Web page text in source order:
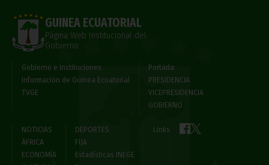
GUINEA ECUATORIAL
Página Web Institucional del
Gobierno
Gobierno e Instituciones
Información de Guinea Ecuatorial
TVGE
Portada
PRESIDENCIA
VICEPRESIDENCIA
GOBIERNO
NOTICIAS
ÁFRICA
ECONOMÍA
DEPORTES
FIJA
Estadísticas INEGE
Links